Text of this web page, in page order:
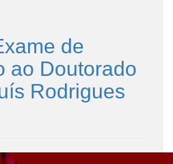
de
ao Doutorado
Rodrigues